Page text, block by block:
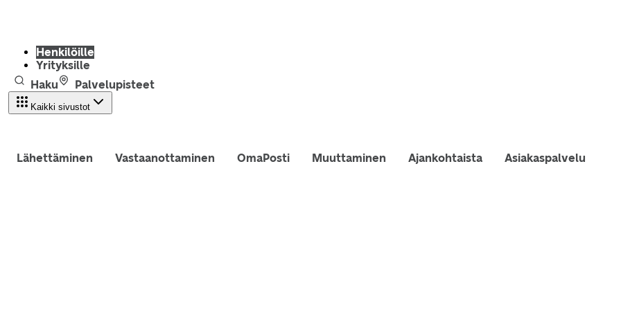
Henkilöille
Yrityksille
Haku
Palvelupisteet
Kaikki sivustot
Lähettäminen Vastaanottaminen OmaPosti Muuttaminen Ajankohtaista Asiakaspalvelu